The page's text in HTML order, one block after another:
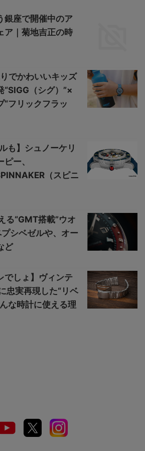
銀座で開催中のア
ア｜菊地吉正の時
でかわいいキッズ
“SIGG（シグ）”×
“フリックフラッ
も】シュノーケリ
ー、
（スピニ
る“GMT搭載”ウオ
シベゼルや、オー
ど
でしょ】ヴィンテ
忠実再現した“リベ
な時計に使える理